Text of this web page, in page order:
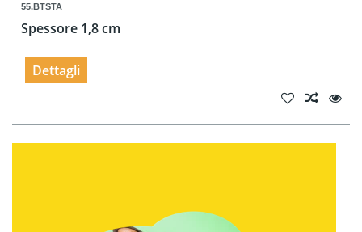
55.BTSTA
Spessore 1,8 cm
Dettagli